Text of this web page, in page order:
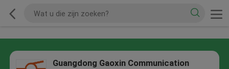
Guangdong Gaoxin Communication